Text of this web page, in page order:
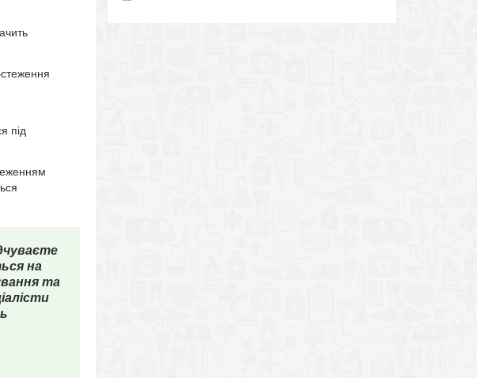
під
на
та